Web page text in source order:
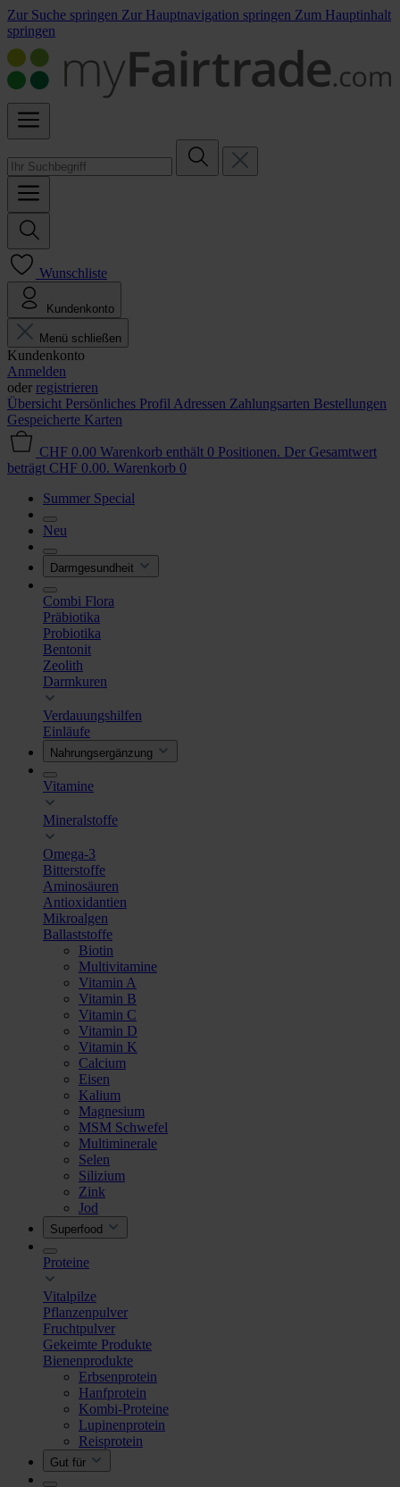
Zur Suche springen Zur Hauptnavigation springen Zum Hauptinhalt
springen
Wunschliste
Kundenkonto
Menü schließen
Kundenkonto
Anmelden
oder registrieren
Übersicht Persönliches Profil Adressen Zahlungsarten Bestellungen
Gespeicherte Karten
CHF 0.00 Warenkorb enthält 0 Positionen. Der Gesamtwert
beträgt CHF 0.00. Warenkorb 0
Summer Special
Neu
Darmgesundheit
Combi Flora
Präbiotika
Probiotika
Bentonit
Zeolith
Darmkuren
Verdauungshilfen
Einläufe
Nahrungsergänzung
Vitamine
Mineralstoffe
Omega-3
Bitterstoffe
Aminosäuren
Antioxidantien
Mikroalgen
Ballaststoffe
Biotin
Multivitamine
Vitamin A
Vitamin B
Vitamin C
Vitamin D
Vitamin K
Calcium
Eisen
Kalium
Magnesium
MSM Schwefel
Multiminerale
Selen
Silizium
Zink
Jod
Superfood
Proteine
Vitalpilze
Pflanzenpulver
Fruchtpulver
Gekeimte Produkte
Bienenprodukte
Erbsenprotein
Hanfprotein
Kombi-Proteine
Lupinenprotein
Reisprotein
Gut für